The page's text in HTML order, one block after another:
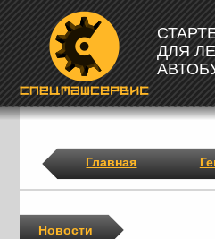
ДЛЯ
Главная
Новости